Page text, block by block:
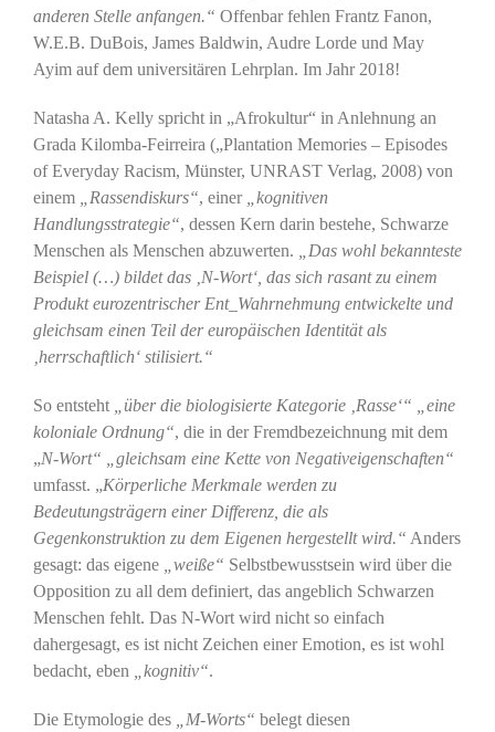
anderen Stelle anfangen.“ Offenbar fehlen Frantz Fanon,
W.E.B. DuBois, James Baldwin, Audre Lorde und May
Ayim auf dem universitären Lehrplan. Im Jahr 2018!
Natasha A. Kelly spricht in „Afrokultur“ in Anlehnung an
Grada Kilomba-Feirreira („Plantation Memories – Episodes
of Everyday Racism, Münster, UNRAST Verlag, 2008) von
einem
„Rassendiskurs“, einer
„kognitiven
Handlungsstrategie“, dessen Kern darin bestehe, Schwarze
Menschen als Menschen abzuwerten.
„Das wohl bekannteste
Beispiel (…) bildet das ‚N-Wort‘, das sich rasant zu einem
Produkt eurozentrischer Ent_Wahrnehmung entwickelte und
gleichsam einen Teil der europäischen Identität als
‚herrschaftlich‘ stilisiert.“
So entsteht „über die biologisierte Kategorie ‚Rasse‘“
„eine
koloniale Ordnung“, die in der Fremdbezeichnung mit dem
„N-Wort“
„gleichsam eine Kette von Negativeigenschaften“
umfasst. „Körperliche Merkmale werden zu
Bedeutungsträgern einer Differenz, die als
Gegenkonstruktion zu dem Eigenen hergestellt wird.“ Anders
gesagt: das eigene
„weiße“ Selbstbewusstsein wird über die
Opposition zu all dem definiert, das angeblich Schwarzen
Menschen fehlt. Das N-Wort wird nicht so einfach
dahergesagt, es ist nicht Zeichen einer Emotion, es ist wohl
bedacht, eben
„kognitiv“.
Die Etymologie des „M-Worts“ belegt diesen